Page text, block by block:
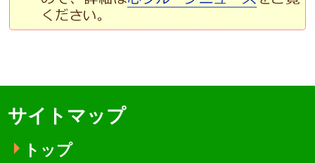
サイトマップ
トップ